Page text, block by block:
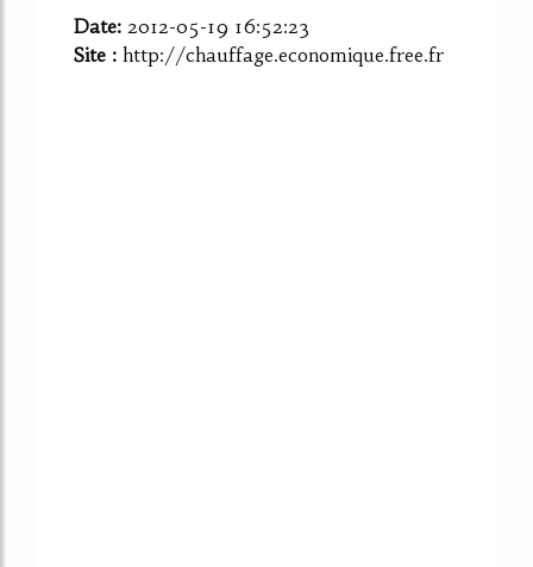
Date: 2012-05-19 16:52:23
Site : http://chauffage.economique.free.fr